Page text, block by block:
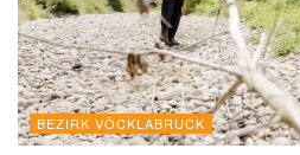
BEZIRK VÖCKLABRUCK